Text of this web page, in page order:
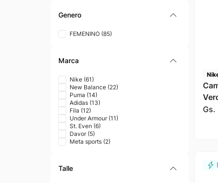
Genero
FEMENINO (85)
Marca
Nike (61 )
New Balance (22)
Puma (14)
Adidas (13)
Fila (12)
Under Armour (11 )
St. Even (6)
Davor (5)
Meta sports (2)
Talle
Gs.